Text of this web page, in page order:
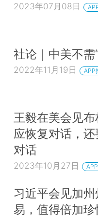
2023年07月08日
社论｜中美不需
2022年11月19日 APP
王毅在美会见
应恢复对话，
对话
2023年10月27日
习近平会见加
易，值得倍加珍